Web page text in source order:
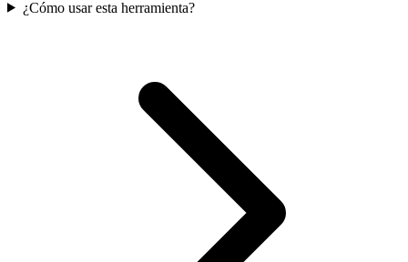
¿Cómo usar esta herramienta?